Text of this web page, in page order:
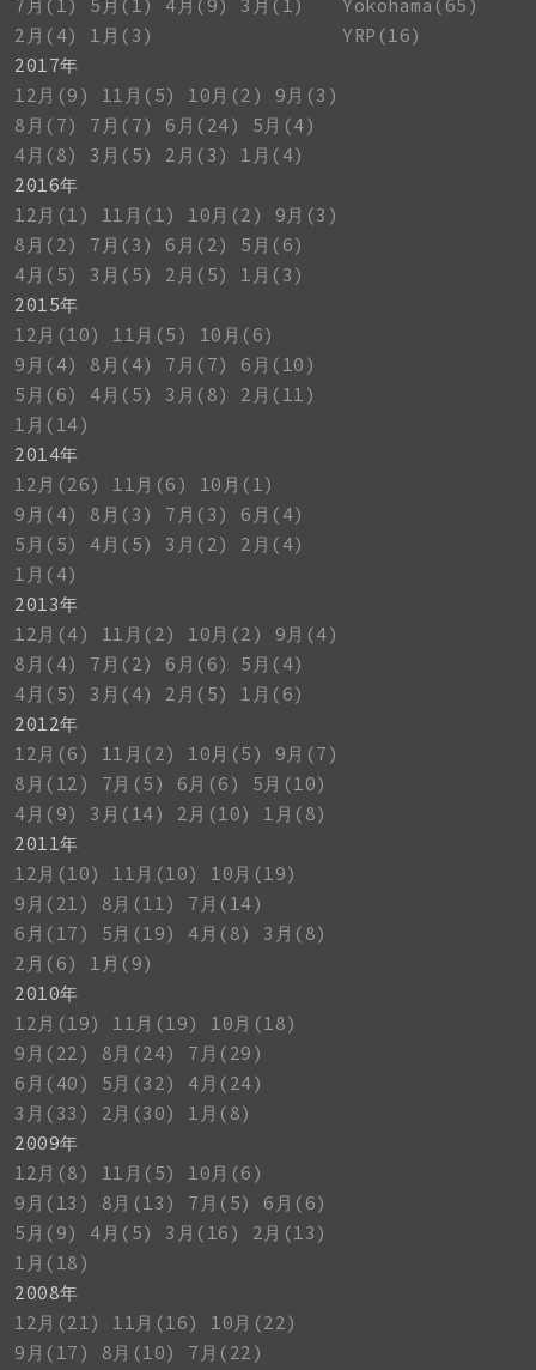
7月(1)
5月(1) 4月(9)
3月(1)
2月(4)
1月(3)
2017年
12月(9)
11月(5) 10月(2)
9月(3)
8月(7)
7月(7) 6月(24)
5月(4)
4月(8)
3月(5) 2月(3)
1月(4)
2016年
12月(1)
11月(1) 10月(2)
9月(3)
8月(2)
7月(3) 6月(2)
5月(6)
4月(5)
3月(5) 2月(5)
1月(3)
2015年
12月(10)
11月(5)
10月(6)
9月(4)
8月(4) 7月(7)
6月(10)
5月(6)
4月(5) 3月(8)
2月(11)
1月(14)
2014年
12月(26)
11月(6)
10月(1)
9月(4)
8月(3) 7月(3)
6月(4)
5月(5)
4月(5) 3月(2)
2月(4)
1月(4)
2013年
12月(4)
11月(2) 10月(2)
9月(4)
8月(4)
7月(2) 6月(6)
5月(4)
4月(5)
3月(4) 2月(5)
1月(6)
2012年
12月(6)
11月(2) 10月(5)
9月(7)
8月(12)
7月(5) 6月(6)
5月(10)
4月(9)
3月(14) 2月(10)
1月(8)
2011年
12月(10)
11月(10)
10月(19)
9月(21)
8月(11)
7月(14)
6月(17)
5月(19) 4月(8)
3月(8)
2月(6)
1月(9)
2010年
12月(19)
11月(19)
10月(18)
9月(22)
8月(24)
7月(29)
6月(40)
5月(32)
4月(24)
3月(33)
2月(30)
1月(8)
2009年
12月(8)
11月(5)
10月(6)
9月(13)
8月(13) 7月(5)
6月(6)
5月(9)
4月(5) 3月(16)
2月(13)
1月(18)
2008年
12月(21)
11月(16)
10月(22)
9月(17)
8月(10)
7月(22)
Yokohama(65)
YRP(16)